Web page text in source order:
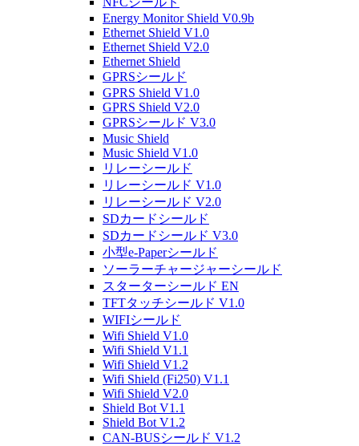
Energy Monitor Shield V0.9b
Ethernet Shield V1.0
Ethernet Shield V2.0
Ethernet Shield
GPRSシールド
GPRS Shield V1.0
GPRS Shield V2.0
GPRSシールド V3.0
Music Shield
Music Shield V1.0
リレーシールド
リレーシールド V1.0
リレーシールド V2.0
SDカードシールド
SDカードシールド V3.0
小型e-Paperシールド
ソーラーチャージャーシールド
スターターシールド EN
TFTタッチシールド V1.0
WIFIシールド
Wifi Shield V1.0
Wifi Shield V1.1
Wifi Shield V1.2
Wifi Shield (Fi250) V1.1
Wifi Shield V2.0
Shield Bot V1.1
Shield Bot V1.2
CAN-BUSシールド V1.2